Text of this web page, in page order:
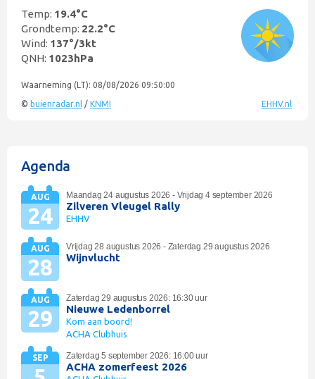
Temp: 19.4°C
Grondtemp: 22.2°C
Wind: 137°/3kt
QNH: 1023hPa
Waarneming (LT): 08/08/2026 09:50:00
© buienradar.nl / KNMI EHHV.nl
Agenda
AUG
24
Maandag 24 augustus 2026 - Vrijdag 4 september 2026
Zilveren Vleugel Rally
EHHV
AUG
28
Vrijdag 28 augustus 2026 - Zaterdag 29 augustus 2026
Wijnvlucht
AUG
29
Zaterdag 29 augustus 2026: 16:30 uur
Nieuwe Ledenborrel
Kom aan boord!
ACHA Clubhuis
SEP Zaterdag 5 september 2026: 16:00 uur
ACHA zomerfeest 2026